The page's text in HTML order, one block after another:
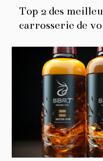
Top 2 des
carrosserie de